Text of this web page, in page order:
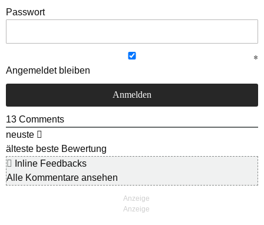
Passwort
Angemeldet bleiben
13 Comments
neuste
älteste beste Bewertung
Inline Feedbacks
Alle Kommentare ansehen